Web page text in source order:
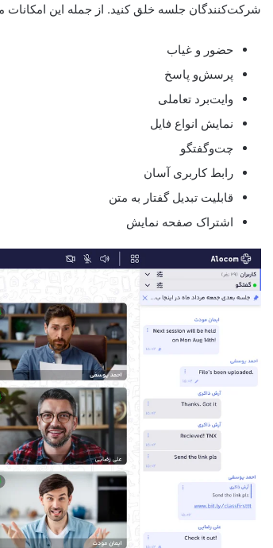
شرکت‌کنندگان جلسه خلق کنید. از جمله این امکانات
حضور و غیاب
پرسش‌و پاسخ
وایت‌برد تعاملی
نمایش انواع فایل
چت‌وگفتگو
رابط کاربری آسان
قابلیت تبدیل گفتار به متن
اشتراک صفحه نمایش